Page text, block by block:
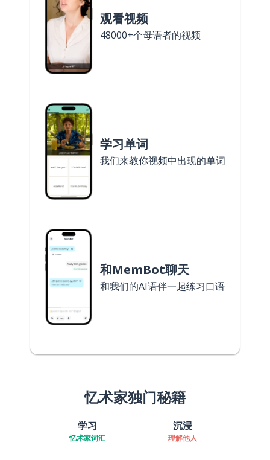
观看视频
48000+个母语者的视频
学习单词
我们来教你视频中出现的单词
和MemBot聊天
和我们的AI语伴一起练习口语
忆术家独门秘籍
学习
忆术家词汇
沉浸
理解他人